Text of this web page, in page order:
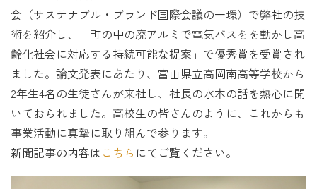
会（サステナブル・ブランド国際会議の一環）で弊社の技
術を紹介し、「町の中の廃アルミで電気バスをを動かし高
齢化社会に対応する持続可能な提案」で優秀賞を受賞され
ました。論文発表にあたり、富山県立高岡南高等学校から
2年生4名の生徒さんが来社し、社長の水木の話を熱心に聞
いておられました。高校生の皆さんのように、これからも
事業活動に真摯に取り組んで参ります。
新聞記事の内容は こちら にてご覧ください。